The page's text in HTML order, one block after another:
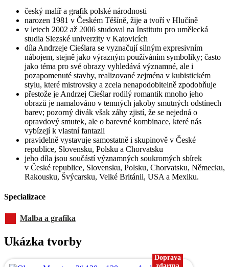
český malíř a grafik polské národnosti
narozen 1981 v Českém Těšíně, žije a tvoří v Hlučíně
v letech 2002 až 2006 studoval na Institutu pro umělecká
studia Slezské univerzity v Katovicích
díla Andrzeje Cieślara se vyznačují silným expresivním
nábojem, stejně jako výrazným používáním symboliky; často
jako téma pro své obrazy vyhledává významné, ale i
pozapomenuté stavby, realizované zejména v kubistickém
stylu, které mistrovsky a zcela nenapodobitelně zpodobňuje
přestože je Andrzej Cieślar rodilý romantik mnoho jeho
obrazů je namalováno v temných jakoby smutných odstínech
barev; pozorný divák však záhy zjistí, že se nejedná o
opravdový smutek, ale o barevné kombinace, které nás
vybízejí k vlastní fantazii
pravidelně vystavuje samostatně i skupinově v České
republice, Slovensku, Polsku a Chorvatsku
jeho díla jsou součástí významných soukromých sbírek
v České republice, Slovensku, Polsku, Chorvatsku, Německu,
Rakousku, Švýcarsku, Velké Británii, USA a Mexiku.
Specializace
Malba a grafika
Ukázka tvorby
Doprava